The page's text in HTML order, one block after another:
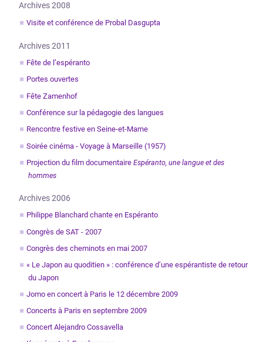
Archives 2008
Visite et conférence de Probal Dasgupta
Archives 2011
Fête de l’espéranto
Portes ouvertes
Fête Zamenhof
Conférence sur la pédagogie des langues
Rencontre festive en Seine-et-Marne
Soirée cinéma - Voyage à Marseille (1957)
Projection du film documentaireEspéranto, une langue et des
hommes
Archives 2006
Philippe Blanchard chante en Espéranto
Congrès de SAT - 2007
Congrès des cheminots en mai 2007
« Le Japon au quoditien » : conférence d’une espérantiste de retour
du Japon
Jomo en concert à Paris le 12 décembre 2009
Concerts à Paris en septembre 2009
Concert Alejandro Cossavella